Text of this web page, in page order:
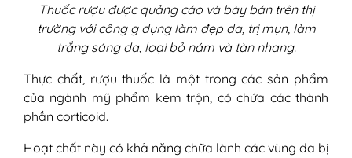
Thuốc rượu được quảng cáo và bày bán trên thị
trường với công g dụng làm đẹp da, trị mụn, làm
trắng sáng da, loại bỏ nám và tàn nhang.
Thực chất, rượu thuốc là một trong các sản phẩm
của ngành mỹ phẩm kem trộn, có chứa các thành
phần corticoid.
Hoạt chất này có khả năng chữa lành các vùng da bị